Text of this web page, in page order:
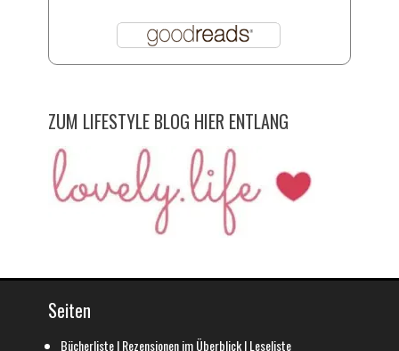
ZUM LIFESTYLE BLOG HIER ENTLANG
Seiten
Bücherliste | Rezensionen im Überblick | Leseliste